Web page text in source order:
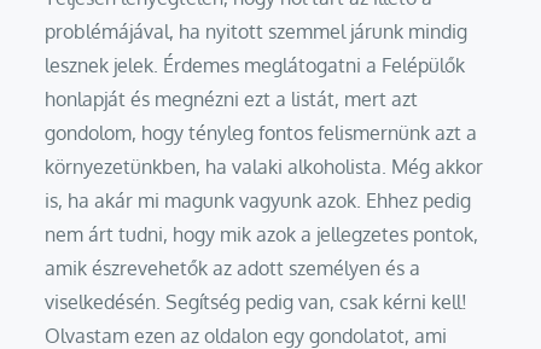
problémájával, ha nyitott szemmel járunk mindig
lesznek jelek. Érdemes meglátogatni a Felépülők
honlapját és megnézni ezt a listát, mert azt
gondolom, hogy tényleg fontos felismernünk azt a
környezetünkben, ha valaki alkoholista. Még akkor
is, ha akár mi magunk vagyunk azok. Ehhez pedig
nem árt tudni, hogy mik azok a jellegzetes pontok,
amik észrevehetők az adott személyen és a
viselkedésén. Segítség pedig van, csak kérni kell!
Olvastam ezen az oldalon egy gondolatot, ami